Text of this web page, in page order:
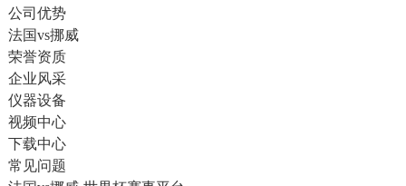
公司优势
法国vs挪威
荣誉资质
企业风采
仪器设备
视频中心
下载中心
常见问题